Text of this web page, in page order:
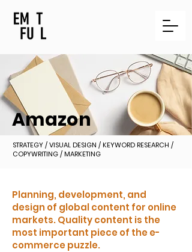
Amazon
STRATEGY / VISUAL DESIGN / KEYWORD RESEARCH /
COPYWRITING / MARKETING
Planning, development, and
design of global content for online
markets. Quality content is the
most important piece of the e-
commerce puzzle.